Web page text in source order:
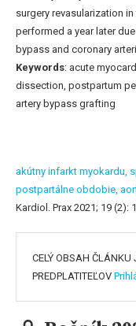
surgery revasularization
performed a year later
bypass and coronary
Keywords: acute
dissection, postpartum
artery bypass grafting
akútny infarkt myokardu,
postpartálne obdobie,
Kardiol. Prax 2021; 19 (2):
CELÝ OBSAH ČLÁNKU
PREDPLATITEĽOV